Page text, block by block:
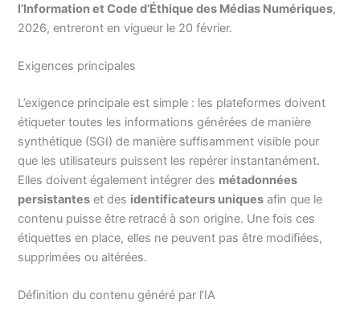
l’Information et Code d’Éthique des Médias Numériques,
2026, entreront en vigueur le 20 février.
Exigences principales
L’exigence principale est simple : les plateformes doivent
étiqueter toutes les informations générées de manière
synthétique (SGI) de manière suffisamment visible pour
que les utilisateurs puissent les repérer instantanément.
Elles doivent également intégrer des métadonnées
persistantes et des identificateurs uniques afin que le
contenu puisse être retracé à son origine. Une fois ces
étiquettes en place, elles ne peuvent pas être modifiées,
supprimées ou altérées.
Définition du contenu généré par l’IA